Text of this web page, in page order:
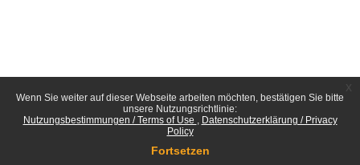
Wenn Sie weiter auf dieser Webseite arbeiten möchten, bestätigen Sie bitte
unsere Nutzungsrichtlinie:
Nutzungsbestimmungen / Terms of Use
Datenschutzerklärung / Privacy
Policy
Fortsetzen